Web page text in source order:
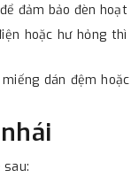
đảm bảo đèn hoạt
hoặc hư hỏng thì
dán đệm